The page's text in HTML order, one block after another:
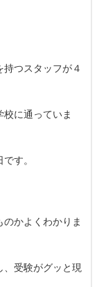
つスタッフが４
に通っていま
す。
かよくわかりま
受験がグッと現